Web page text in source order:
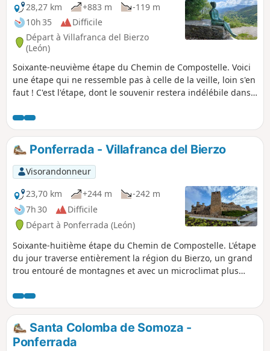
28,27 km
+883 m
-119 m
10h 35
Difficile
Départ à Villafranca del Bierzo
(León)
Soixante-neuvième étape du Chemin de Compostelle. Voici
une étape qui ne ressemble pas à celle de la veille, loin s'en
faut ! C'est l'étape, dont le souvenir restera indélébile dans
vers O Cebreiro, la plus haute ascension du Chemin
Français en territoire espagnol. Au village d'O Cebreiro,
vous êtes en Galice, ce village est un petit bijou, de par son
emplacement, ses vues, son église, ses pallozas et ses
légendes.
Ponferrada - Villafranca del Bierzo
Visorandonneur
23,70 km
+244 m
-242 m
7h 30
Difficile
Départ à Ponferrada (León)
Soixante-huitième étape du Chemin de Compostelle. L'étape
du jour traverse entièrement la région du Bierzo, un grand
trou entouré de montagnes et avec un microclimat plus
donnent les fameux vins du Bierzo. Après avoir, passé
quelques petits villages qui s’étirent le long du chemin et
franchi le Rio Cua, arrivez à Villafranca del Bierzo, ville
franque née du chemin et riche d’un beau patrimoine
Santa Colomba de Somoza -
Ponferrada